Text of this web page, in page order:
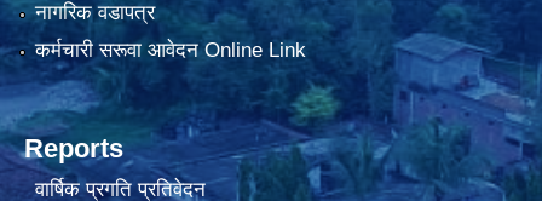
नागरिक वडापत्र
कर्मचारी सरूवा आवेदन Online Link
Reports
वार्षिक प्रगति प्रतिवेदन